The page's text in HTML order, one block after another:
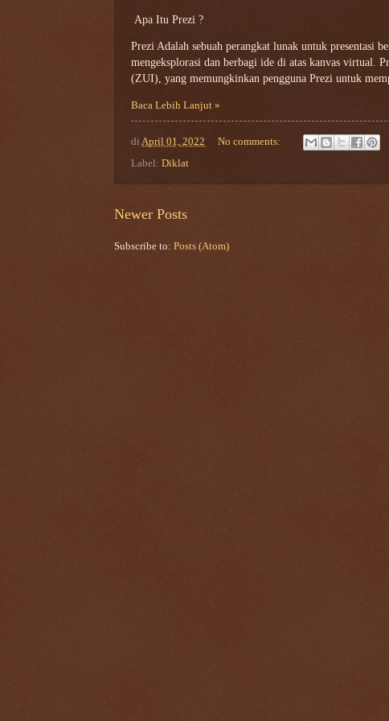
Apa Itu Prezi ?
Prezi Adalah sebuah perangkat lunak untuk presentasi
mengeksplorasi dan berbagi ide di atas kanvas virtual.
(ZUI), yang memungkinkan pengguna Prezi untuk
Baca Lebih Lanjut »
di April 01, 2022
No comments:
Label: Diklat
Newer Posts
Subscribe to: Posts (Atom)